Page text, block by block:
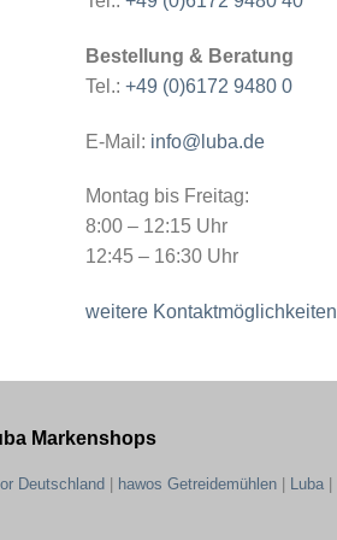
Bestellung & Beratung
Tel.: +49 (0)6172 9480 0
E-Mail: info@luba.de
Montag bis Freitag:
8:00 – 12:15 Uhr
12:45 – 16:30 Uhr
weitere Kontaktmöglichkeiten
Markenshops
Deutschland hawos Getreidemühlen Luba